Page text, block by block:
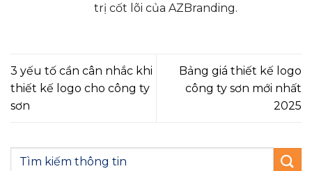
trị cốt lõi của AZBranding.
3 yếu tố cần cân nhắc khi
thiết kế logo cho công ty
sơn
Bảng giá thiết kế logo
công ty sơn mới nhất
2025